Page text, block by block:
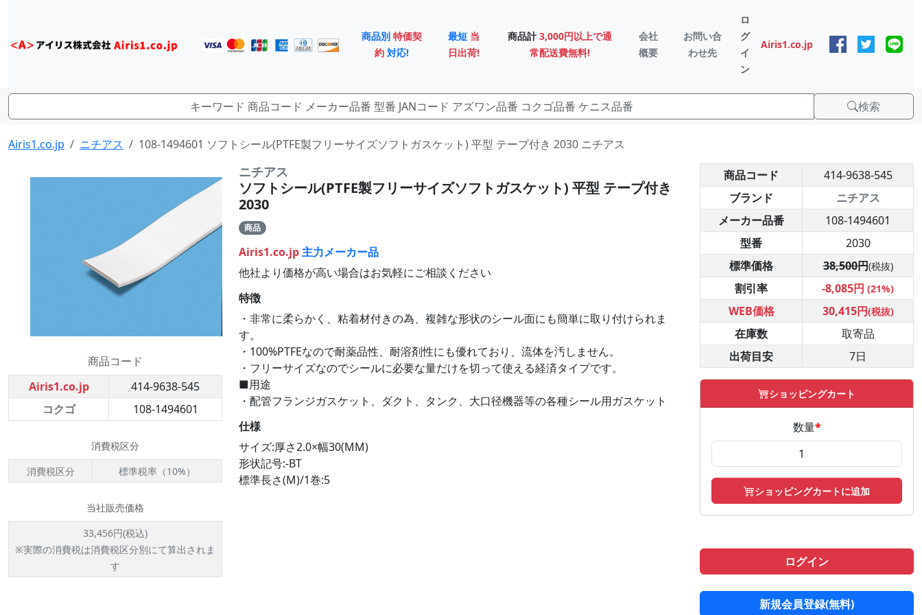
商品別 特価契
約 対応!
最短 当
日出荷!
商品計 3,000円以上で通
常配送費無料!
会社
概要
お問い合
わせ先
ロ
グ
イ
ン
Airis1.co.jp
検索
Airis1.co.jp ニチアス 108-1494601 ソフトシール(PTFE製フリーサイズソフトガスケット) 平型 テープ付き 2030 ニチアス
商品コード
Airis1.co.jp
414-9638-545
コクゴ
108-1494601
消費税区分
消費税区分
標準税率（10%）
当社販売価格
33,456円(税込)
※実際の消費税は消費税区分別にて算出されま
す
ニチアス
ソフトシール(PTFE製フリーサイズソフトガスケット) 平型 テープ付き
2030
商品
Airis1.co.jp主力メーカー品
他社より価格が高い場合はお気軽にご相談ください
特徴
・非常に柔らかく、粘着材付きの為、複雑な形状のシール面にも簡単に取り付けられま
す。
・100%PTFEなので耐薬品性、耐溶剤性にも優れており、流体を汚しません。
・フリーサイズなのでシールに必要な量だけを切って使える経済タイプです。
■用途
・配管フランジガスケット、ダクト、タンク、大口径機器等の各種シール用ガスケット
仕様
サイズ:厚さ2.0×幅30(MM)
形状記号:-BT
標準長さ(M)/1巻:5
商品コード
414-9638-545
ブランド
ニチアス
メーカー品番
108-1494601
型番
2030
標準価格
38,500円(税抜)
割引率 -8,085円 (21%)
WEB価格 30,415円(税抜)
在庫数
取寄品
出荷目安
7日
ショッピングカート
数量*
ショッピングカートに追加
ログイン
新規会員登録(無料)